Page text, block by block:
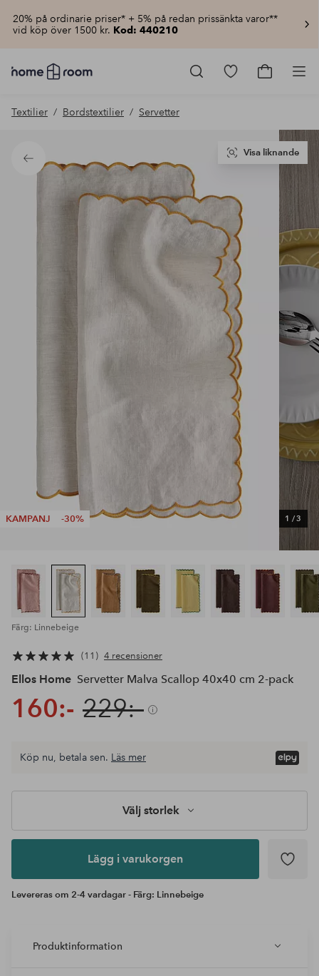
20% på ordinarie priser* + 5% på redan prissänkta varor**
vid köp över 1500 kr. Kod: 440210
Homeroom
–
hemmet
pris
Gå
Gå
Textilier Bordstextilier Servetter
Tillbaka
KAMPANJ -30% 1 /3
Visa liknande
Färg: Linnebeige
11 4 recensioner
Ellos Home Servetter Malva Scallop 40x40 cm 2-pack
160:- 229:-
Lägg i
Köp nu, betala sen. Läs mer
Välj storlek
Lägg i varukorgen
Levereras om 2-4 vardagar - Färg: Linnebeige
Produktinformation